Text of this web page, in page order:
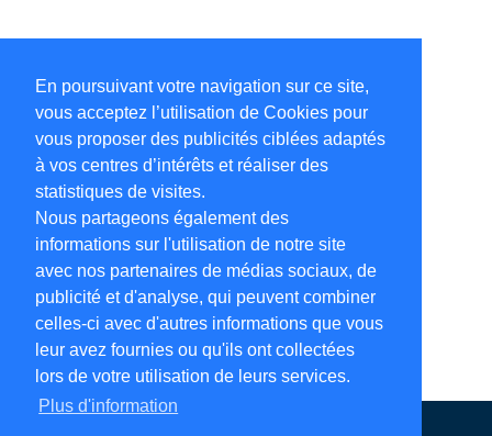
En poursuivant votre navigation sur ce site,
vous acceptez l’utilisation de Cookies pour
vous proposer des publicités ciblées adaptés
à vos centres d’intérêts et réaliser des
statistiques de visites.
Nous partageons également des
informations sur l'utilisation de notre site
avec nos partenaires de médias sociaux, de
publicité et d'analyse, qui peuvent combiner
celles-ci avec d'autres informations que vous
leur avez fournies ou qu'ils ont collectées
lors de votre utilisation de leurs services.
Plus d'information